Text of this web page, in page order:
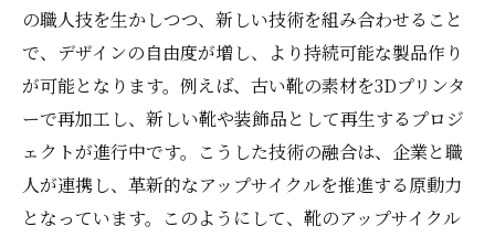
の職人技を生かしつつ、新しい技術を組み合わせること
で、デザインの自由度が増し、より持続可能な製品作り
が可能となります。例えば、古い靴の素材を3Dプリンタ
ーで再加工し、新しい靴や装飾品として再生するプロジ
ェクトが進行中です。こうした技術の融合は、企業と職
人が連携し、革新的なアップサイクルを推進する原動力
となっています。このようにして、靴のアップサイクル